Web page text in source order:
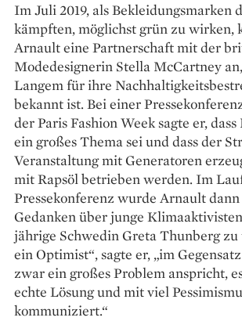
Im Juli 2019, als Bekleidungsmarken
kämpften, möglichst grün zu wirken,
Arnault eine Partnerschaft mit der
Modedesignerin Stella McCartney
Langem für ihre
bekannt ist. Bei einer
der Paris Fashion Week sagte er,
ein großes Thema sei und dass der
Veranstaltung mit Generatoren
mit Rapsöl betrieben werden. Im
Pressekonferenz wurde Arnault dann
Gedanken über junge
jährige Schwedin Greta Thunberg
ein Optimist“, sagte er, „im
zwar ein großes Problem anspricht,
echte Lösung und mit viel
kommuniziert.“